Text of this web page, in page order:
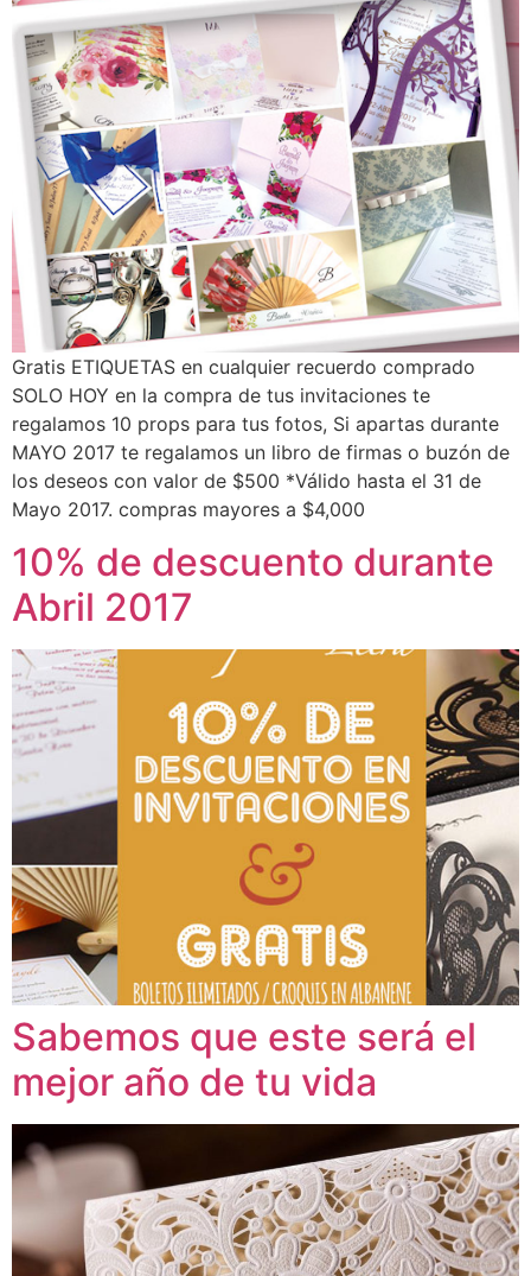
Gratis ETIQUETAS en cualquier recuerdo comprado
SOLO HOY en la compra de tus invitaciones te
regalamos 10 props para tus fotos, Si apartas durante
MAYO 2017 te regalamos un libro de firmas o buzón de
los deseos con valor de $500 *Válido hasta el 31 de
Mayo 2017. compras mayores a $4,000
10% de descuento durante
Abril 2017
Sabemos que este será el
mejor año de tu vida